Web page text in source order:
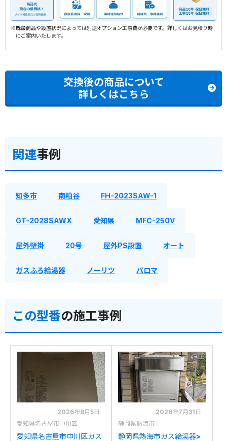
※既設商品や設置状況によっては別途オプション工事費が必要です。詳しくはお見積り時
にご案内いたします。
交換後の商品について
詳しくはこちら
関連事例
知多市 南粕谷 FH-2023SAW-1
GT-2028SAWX 愛知県 MFC-250V
屋外壁掛 20号 屋外PS設置 オート
ガスふろ給湯器 ノーリツ パロマ
この型番の施工事例
2026年8月5日
愛知県名古屋市中川区
愛知県名古屋市中川区ガス
2026年7月31日
静岡県熱海市
静岡県熱海市ガス給湯器>